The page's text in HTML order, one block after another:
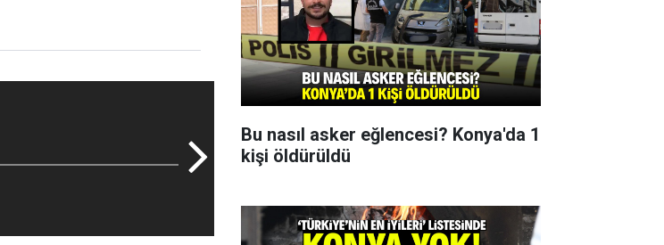
Bu nasıl asker eğlencesi? Konya'da 1
kişi öldürüldü